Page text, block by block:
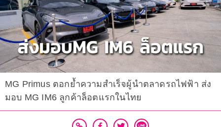
MG Primus ตอกย้ำความสำเร็จผู้นำตลาดรถไฟฟ้า ส่ง
มอบ MG IM6 ลูกค้าล็อตแรกในไทย